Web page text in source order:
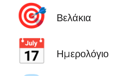
🎯 Βελάκια
📅 Ημερολόγιο